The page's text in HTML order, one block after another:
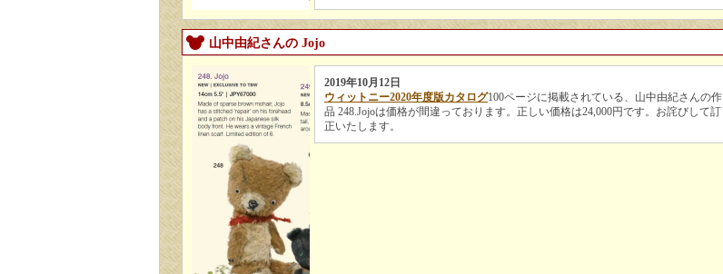
山中由紀さんの Jojo
2019年10月12日
ウィットニー2020年度版カタログ100ページに掲載されている、山中由紀さんの作
品 248.Jojoは価格が間違っております。正しい価格は24,000円です。お詫びして訂
正いたします。